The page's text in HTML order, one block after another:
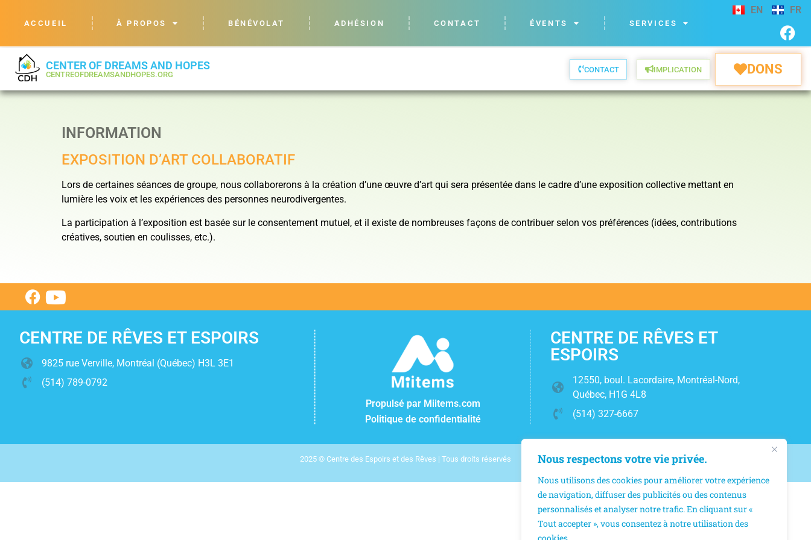
Nous respectons votre vie privée.
Nous utilisons des cookies pour améliorer votre expérience
de navigation, diffuser des publicités ou des contenus
personnalisés et analyser notre trafic. En cliquant sur «
Tout accepter », vous consentez à notre utilisation des
ACCUEIL À PROPOS BÉNÉVOLAT ADHÉSION CONTACT ÉVENTS SERVICES
EN FR
CENTER OF DREAMS AND HOPES
CENTREOFDREAMSANDHOPES.ORG
CONTACT IMPLICATION DONS
INFORMATION
EXPOSITION D’ART COLLABORATIF
Lors de certaines séances de groupe, nous collaborerons à la création d’une œuvre d’art qui sera présentée dans le cadre d’une exposition collective mettant en
lumière les voix et les expériences des personnes neurodivergentes.
La participation à l’exposition est basée sur le consentement mutuel, et il existe de nombreuses façons de contribuer selon vos préférences (idées, contributions
créatives, soutien en coulisses, etc.).
CENTRE DE RÊVES ET ESPOIRS
9825 rue Verville, Montréal (Québec) H3L 3E1
(514) 789-0792
Propulsé par Miitems.com
Politique de confidentialité
CENTRE DE RÊVES ET
ESPOIRS
12550, boul. Lacordaire, Montréal-Nord,
Québec, H1G 4L8
(514) 327-6667
2025 © Centre des Espoirs et des Rêves | Tous droits réservés